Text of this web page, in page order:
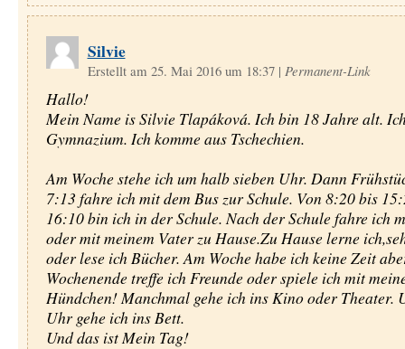
Silvie
Erstellt am 25. Mai 2016 um 18:37 | Permanent-Link
Hallo!
Mein Name is Silvie Tlapáková. Ich bin 18 Jahre alt.
Gymnazium. Ich komme aus Tschechien.
Am Woche stehe ich um halb sieben Uhr. Dann
7:13 fahre ich mit dem Bus zur Schule. Von 8:20 bis
16:10 bin ich in der Schule. Nach der Schule fahre ich
oder mit meinem Vater zu Hause.Zu Hause lerne
oder lese ich Bücher. Am Woche habe ich keine Zeit
Wochenende treffe ich Freunde oder spiele ich mit
Hündchen! Manchmal gehe ich ins Kino oder Theater.
Uhr gehe ich ins Bett.
Und das ist Mein Tag!